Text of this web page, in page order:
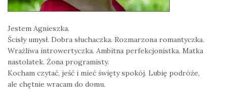
Jestem Agnieszka.
Ścisły umysł. Dobra słuchaczka. Rozmarzona romantyczka.
Wrażliwa introwertyczka. Ambitna perfekcjonistka. Matka
nastolatek. Żona programisty.
Kocham czytać, jeść i mieć święty spokój. Lubię podróże,
ale chętnie wracam do domu.